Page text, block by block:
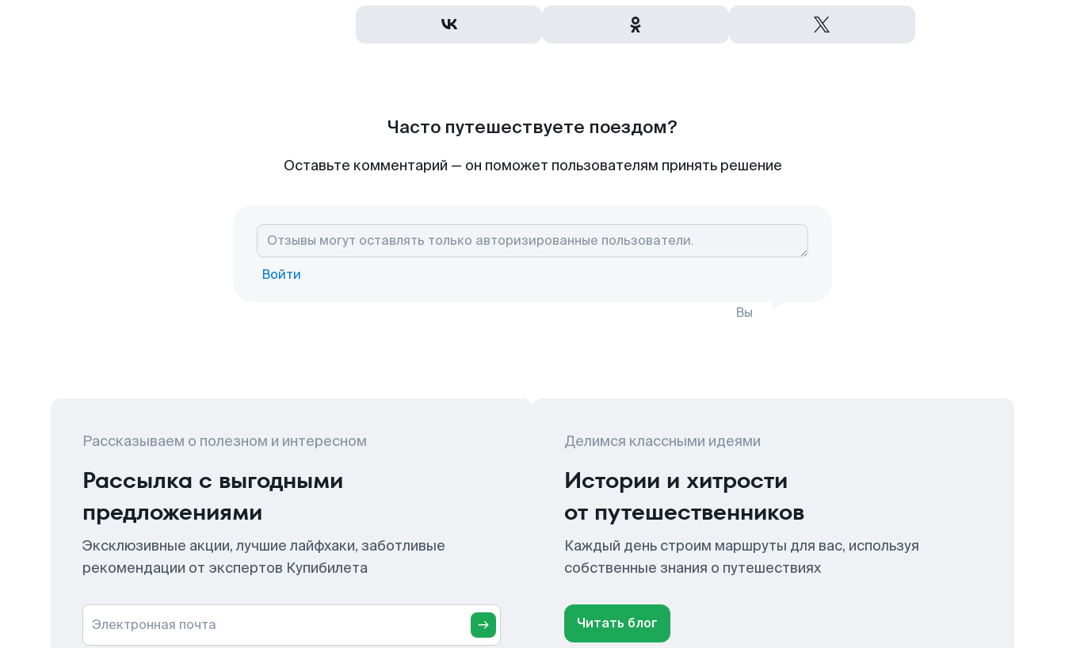
Часто путешествуете поездом?
Оставьте комментарий — он поможет пользователям принять решение
Войти
Вы
Рассказываем о полезном и интересном
Рассылка с выгодными
предложениями
Эксклюзивные акции, лучшие лайфхаки, заботливые
рекомендации от экспертов Купибилета
Электронная почта
Делимся классными идеями
Истории и хитрости
от путешественников
Каждый день строим маршруты для вас, используя
собственные знания о путешествиях
Читать блог